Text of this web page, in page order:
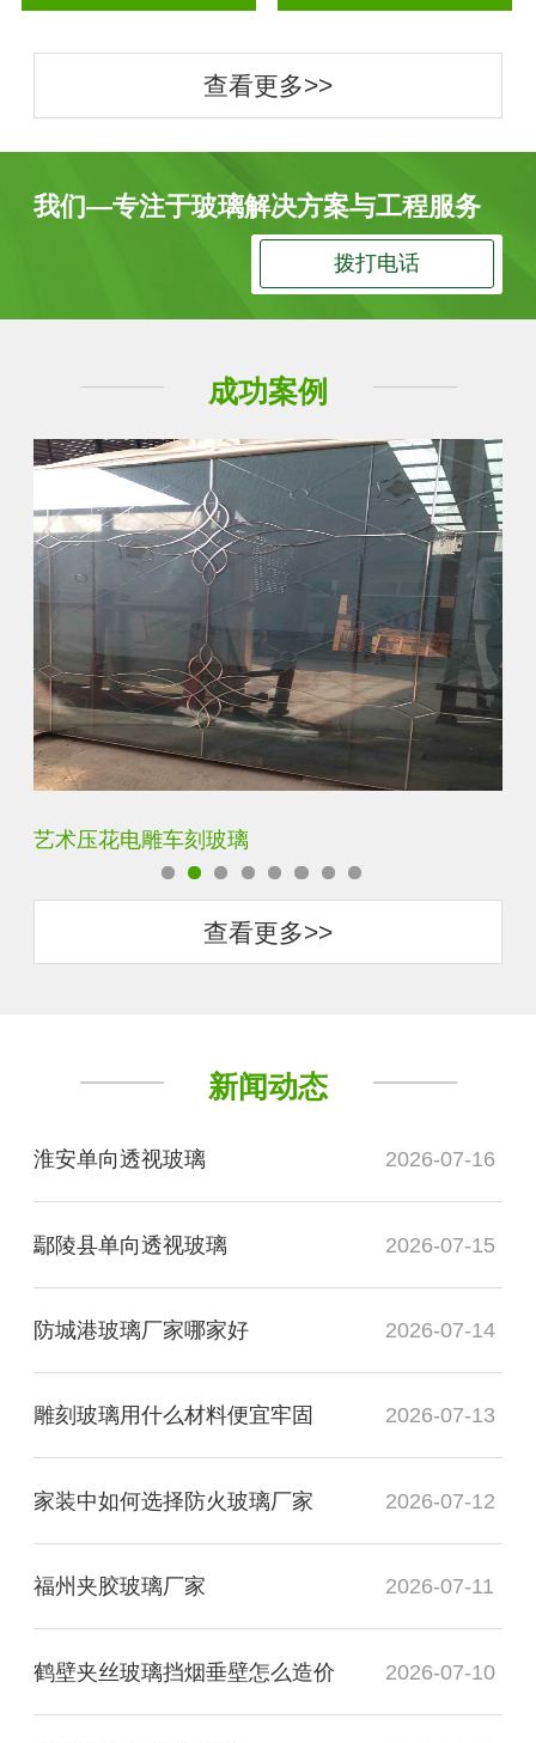
查看更多>>
我们—专注于玻璃解决方案与工程服务
拨打电话
成功案例
菱形镜面酒店车刻玻璃
查看更多>>
新闻动态
淮安单向透视玻璃 2026-07-16
鄢陵县单向透视玻璃 2026-07-15
防城港玻璃厂家哪家好 2026-07-14
雕刻玻璃用什么材料便宜牢固 2026-07-13
家装中如何选择防火玻璃厂家 2026-07-12
福州夹胶玻璃厂家 2026-07-11
鹤壁夹丝玻璃挡烟垂壁怎么造价 2026-07-10